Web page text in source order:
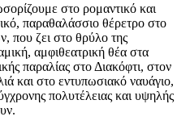
στο ρομαντικό και
παραθαλάσσιο θέρετρο στο
που ζει στο θρύλο της
αμφιθεατρική θέα στα
παραλίας στο Διακόφτι, στον
και στο εντυπωσιακό ναυάγιο,
πολυτέλειας και υψηλής